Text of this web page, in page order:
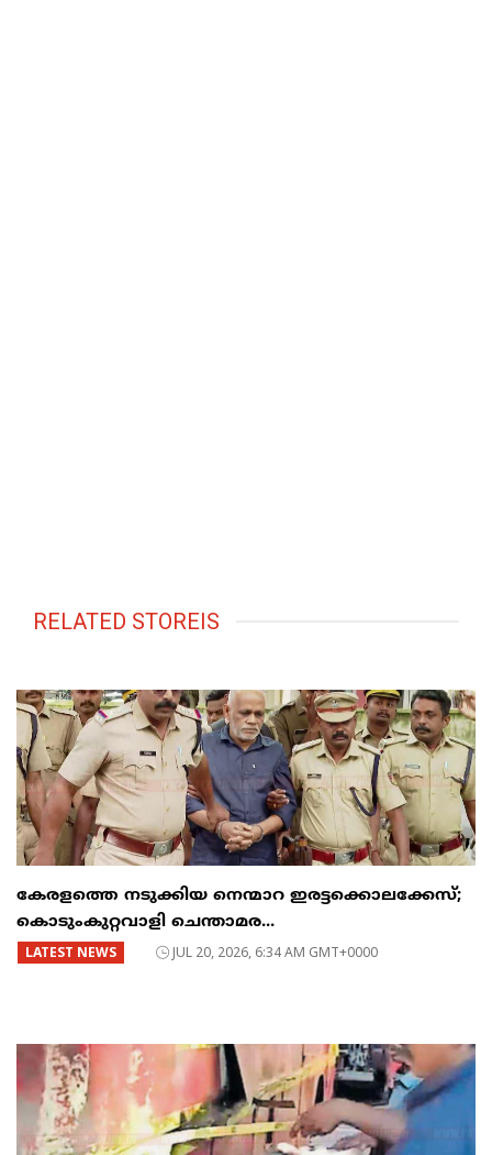
RELATED STOREIS
കേരളത്തെ നടുക്കിയ നെന്മാറ ഇരട്ടക്കൊലക്കേസ്;
കൊടുംകുറ്റവാളി ചെന്താമര...
LATEST NEWS JUL 20, 2026, 6:34 AM GMT+0000